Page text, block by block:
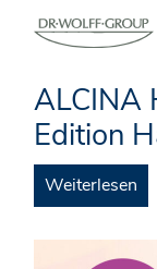
ALCINA
Edition
Weiterlesen